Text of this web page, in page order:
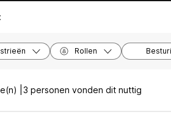
Rollen
| 3 personen vonden dit nuttig